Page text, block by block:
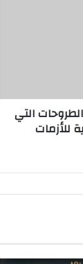
التي
للأزمات